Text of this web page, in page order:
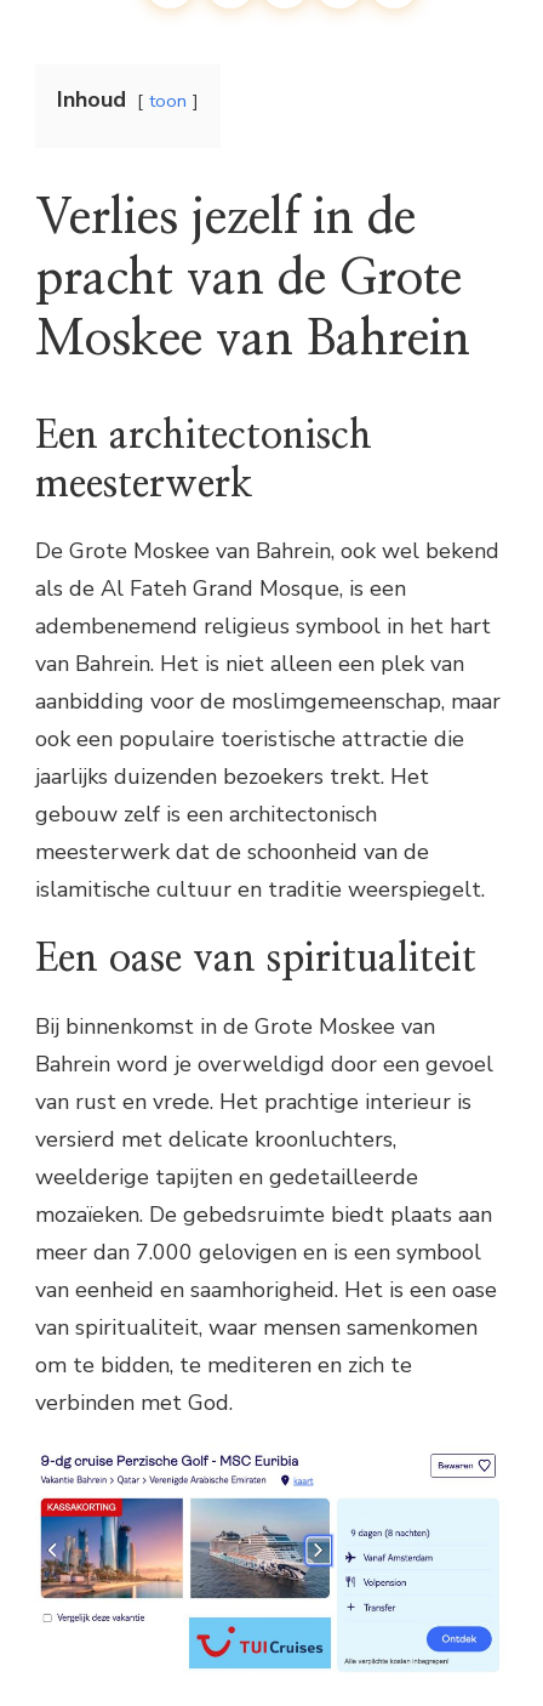
Inhoud toon
Verlies jezelf in de
pracht van de Grote
Moskee van Bahrein
Een architectonisch
meesterwerk
De Grote Moskee van Bahrein, ook wel bekend
als de Al Fateh Grand Mosque, is een
adembenemend religieus symbool in het hart
van Bahrein. Het is niet alleen een plek van
aanbidding voor de moslimgemeenschap, maar
ook een populaire toeristische attractie die
jaarlijks duizenden bezoekers trekt. Het
gebouw zelf is een architectonisch
meesterwerk dat de schoonheid van de
islamitische cultuur en traditie weerspiegelt.
Een oase van spiritualiteit
Bij binnenkomst in de Grote Moskee van
Bahrein word je overweldigd door een gevoel
van rust en vrede. Het prachtige interieur is
versierd met delicate kroonluchters,
weelderige tapijten en gedetailleerde
mozaïeken. De gebedsruimte biedt plaats aan
meer dan 7.000 gelovigen en is een symbool
van eenheid en saamhorigheid. Het is een oase
van spiritualiteit, waar mensen samenkomen
om te bidden, te mediteren en zich te
verbinden met God.